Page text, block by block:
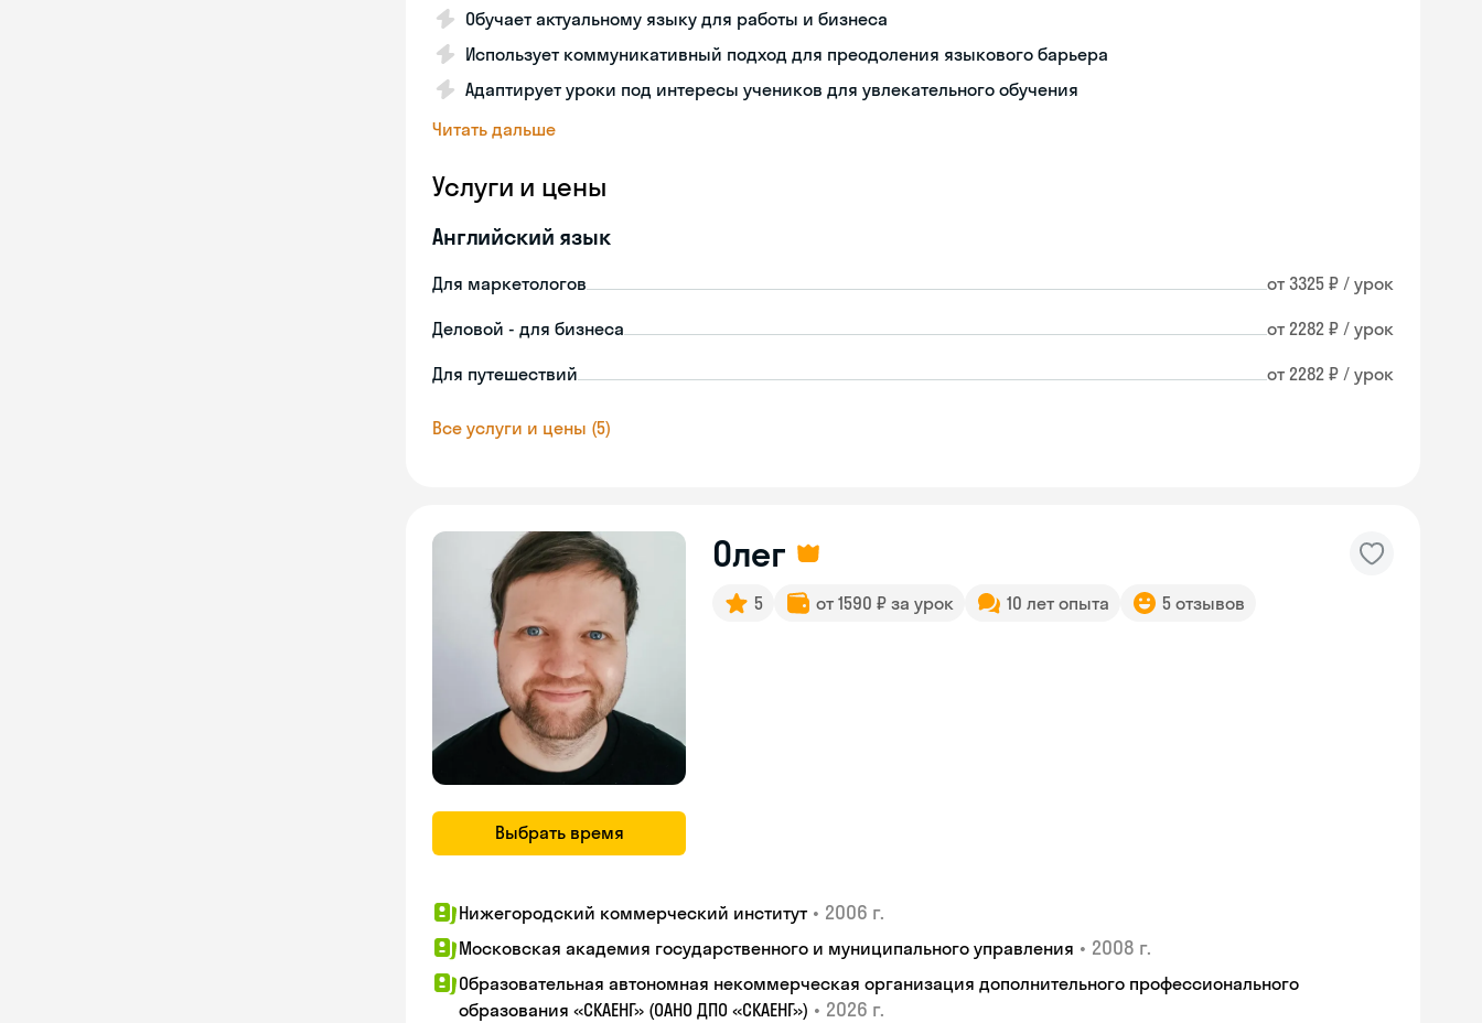
Обучает актуальному языку для работы и бизнеса
Использует коммуникативный подход для преодоления языкового барьера
Адаптирует уроки под интересы учеников для увлекательного обучения
Читать дальше
Услуги и цены
Английский язык
Для маркетологов от 3325 ₽ / урок
Деловой - для бизнеса от 2282 ₽ / урок
Для путешествий от 2282 ₽ / урок
Все услуги и цены (5)
Выбрать время
Олег
5 от 1590 ₽ за урок 10 лет опыта 5 отзывов
Нижегородский коммерческий институт • 2006 г.
Московская академия государственного и муниципального управления • 2008 г.
Образовательная автономная некоммерческая организация дополнительного профессионального
образования «СКАЕНГ» (ОАНО ДПО «СКАЕНГ») • 2026 г.